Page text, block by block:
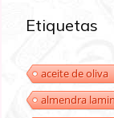
Etiquetas
aceite de oliva
almendra